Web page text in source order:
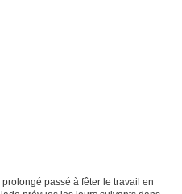
passé à fêter le travail en